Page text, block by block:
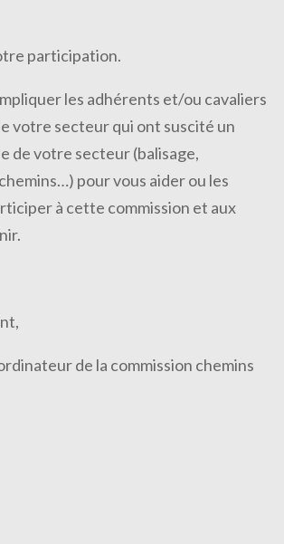
participation.
les adhérents et/ou cavaliers
votre secteur qui ont suscité un
de votre secteur (balisage,
pour vous aider ou les
à cette commission et aux
de la commission chemins